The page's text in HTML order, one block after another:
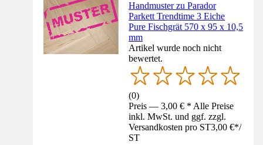
Handmuster zu Parador
Parkett Trendtime 3 Eiche
Pure Fischgrät 570 x 95 x 10,5
mm
Artikel wurde noch nicht
bewertet.
(0)
Preis — 3,00 € * Alle Preise
inkl. MwSt. und ggf. zzgl.
Versandkosten pro ST3,00 €*/
ST